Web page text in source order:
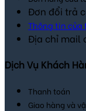
Đơn đổi trả
Thông tin của
Địa chỉ mail
Dịch Vụ Khách
Thanh toán
Giao hàng và